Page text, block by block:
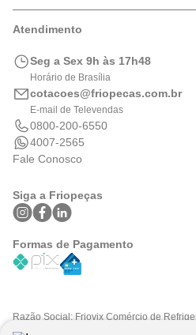
Logística
Meus Pedidos
Portal de Boletos
Atendimento
Seg a Sex 9h às 17h48
Horário de Brasília
cotacoes@friopecas.com.br
E-mail de Televendas
0800-200-6550
4007-2565
Fale Conosco
Siga a Friopeças
Formas de Pagamento
Razão Social: Friovix Comércio de
09.316.105/0001-29 .Todos os direitos